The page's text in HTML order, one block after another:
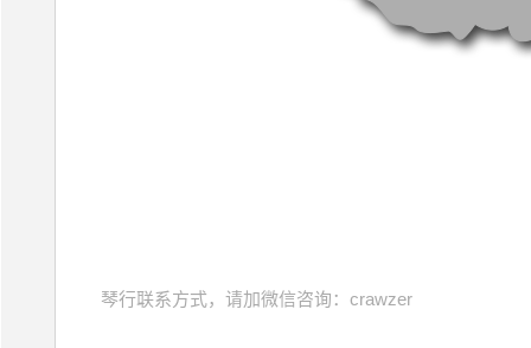
琴行联系方式，请加微信咨询：crawzer